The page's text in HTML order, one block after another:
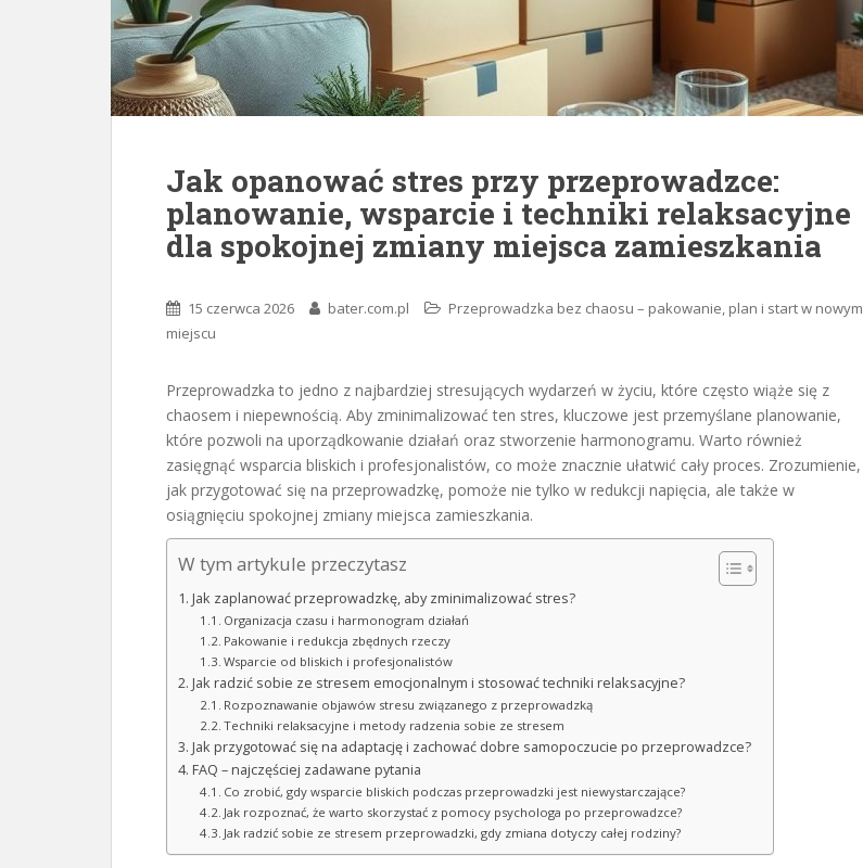
Jak opanować stres przy przeprowadzce:
planowanie, wsparcie i techniki relaksacyjne
dla spokojnej zmiany miejsca zamieszkania
15 czerwca 2026 bater.com.pl
Przeprowadzka bez chaosu – pakowanie, plan i start w nowym
miejscu
Przeprowadzka to jedno z najbardziej stresujących wydarzeń w życiu, które często wiąże się z
chaosem i niepewnością. Aby zminimalizować ten stres, kluczowe jest przemyślane planowanie,
które pozwoli na uporządkowanie działań oraz stworzenie harmonogramu. Warto również
zasięgnąć wsparcia bliskich i profesjonalistów, co może znacznie ułatwić cały proces. Zrozumienie,
jak przygotować się na przeprowadzkę, pomoże nie tylko w redukcji napięcia, ale także w
osiągnięciu spokojnej zmiany miejsca zamieszkania.
W tym artykule przeczytasz
Jak zaplanować przeprowadzkę, aby zminimalizować stres?
Organizacja czasu i harmonogram działań
Pakowanie i redukcja zbędnych rzeczy
Wsparcie od bliskich i profesjonalistów
Jak radzić sobie ze stresem emocjonalnym i stosować techniki relaksacyjne?
Rozpoznawanie objawów stresu związanego z przeprowadzką
Techniki relaksacyjne i metody radzenia sobie ze stresem
Jak przygotować się na adaptację i zachować dobre samopoczucie po przeprowadzce?
FAQ – najczęściej zadawane pytania
Co zrobić, gdy wsparcie bliskich podczas przeprowadzki jest niewystarczające?
Jak rozpoznać, że warto skorzystać z pomocy psychologa po przeprowadzce?
Jak radzić sobie ze stresem przeprowadzki, gdy zmiana dotyczy całej rodziny?